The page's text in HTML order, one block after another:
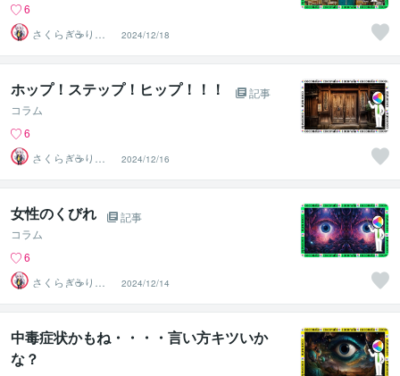
6
さくらぎ☕りょ
う⛎癒やし電話
相談サロン
2024/12/18
ホップ！ステップ！ヒップ！！！
記事
コラム
6
さくらぎ☕りょ
う⛎癒やし電話
相談サロン
2024/12/16
女性のくびれ
記事
コラム
6
さくらぎ☕りょ
う⛎癒やし電話
相談サロン
2024/12/14
中毒症状かもね・・・・言い方キツいか
な？